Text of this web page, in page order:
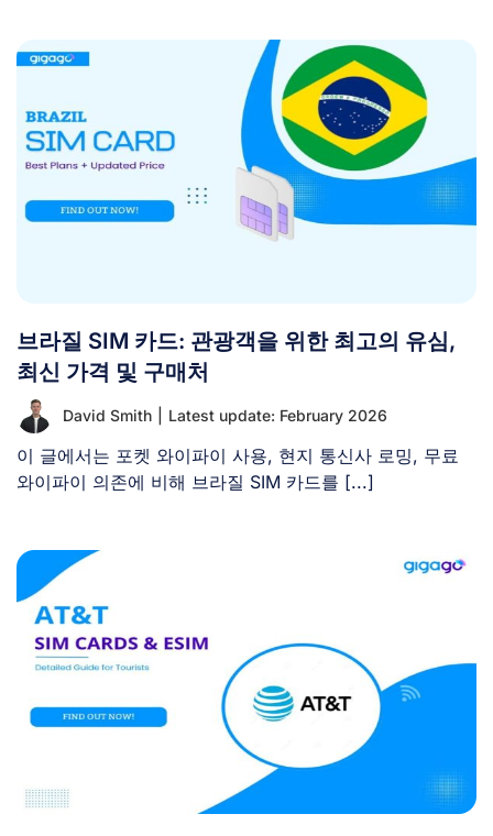
브라질 SIM 카드: 관광객을 위한 최고의 유심,
최신 가격 및 구매처
David Smith Latest update: February 2026
이 글에서는 포켓 와이파이 사용, 현지 통신사 로밍, 무료
와이파이 의존에 비해 브라질 SIM 카드를 [...]